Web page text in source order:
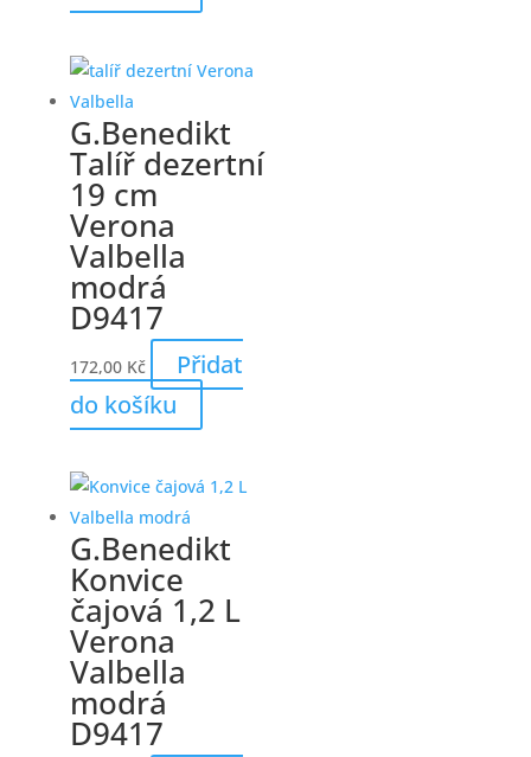
G.Benedikt
Talíř dezertní
19 cm
Verona
Valbella
modrá
D9417
172,00 Kč
Přidat
do košíku
G.Benedikt
Konvice
čajová 1,2 L
Verona
Valbella
modrá
D9417